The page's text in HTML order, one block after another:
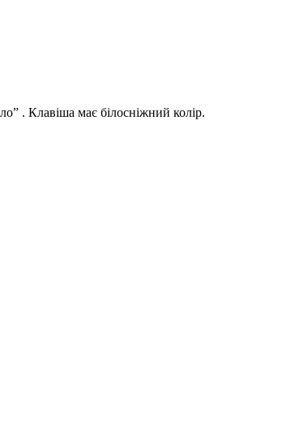
. Клавіша має білосніжний колір.